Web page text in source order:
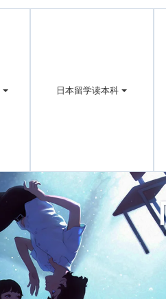
日本留学读本科